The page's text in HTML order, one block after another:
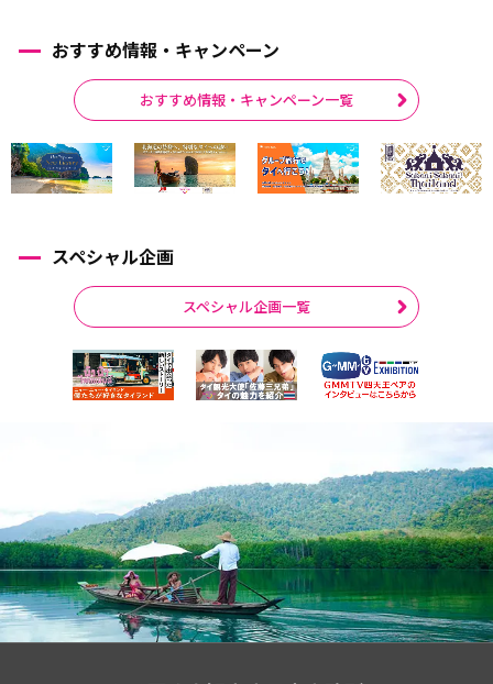
おすすめ情報・キャンペーン
おすすめ情報・キャンペーン一覧
スペシャル企画
スペシャル企画一覧